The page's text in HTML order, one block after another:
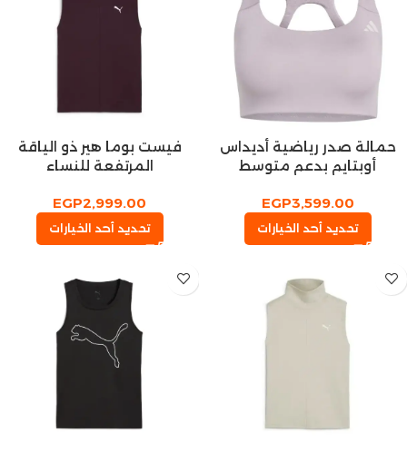
حمالة صدر رياضية أديداس
أوبتايم بدعم متوسط
EGP3,599.00
تحديد أحد الخيارات
فيست بوما هير ذو الياقة
المرتفعة للنساء
EGP2,999.00
تحديد أحد الخيارات